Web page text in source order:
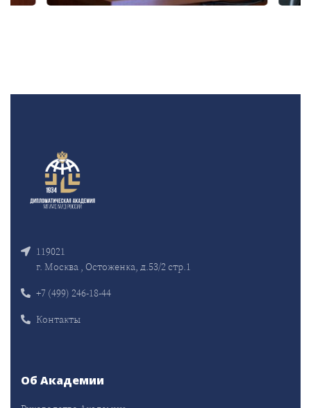
119021
г. Москва , Остоженка, д.53/2 стр.1
+7 (499) 246-18-44
Контакты
Об Академии